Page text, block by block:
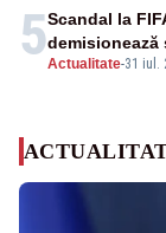
5Actualitate-31 iul.
Scandal la